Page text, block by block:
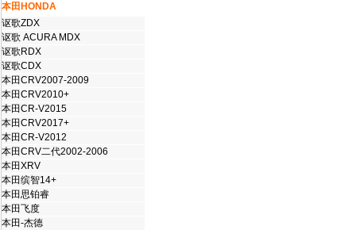
本田HONDA
讴歌ZDX
讴歌 ACURA MDX
讴歌RDX
讴歌CDX
本田CRV2007-2009
本田CRV2010+
本田CR-V2015
本田CRV2017+
本田CR-V2012
本田CRV二代2002-2006
本田XRV
本田缤智14+
本田思铂睿
本田飞度
本田-杰德